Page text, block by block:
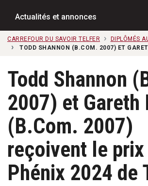
Actualités et annonces
CARREFOUR DU SAVOIR TELFER
DIPLÔMÉS
TODD SHANNON (B.COM. 2007) ET
Todd Shannon
2007) et Gareth
(B.Com. 2007)
reçoivent le
Phénix 2024 de